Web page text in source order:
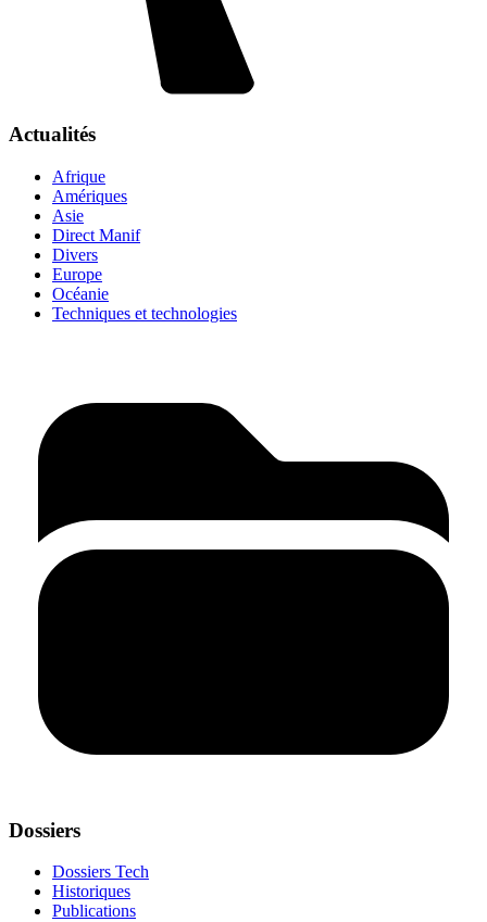
Actualités
Afrique
Amériques
Asie
Direct Manif
Divers
Europe
Océanie
Techniques et technologies
Dossiers
Dossiers Tech
Historiques
Publications